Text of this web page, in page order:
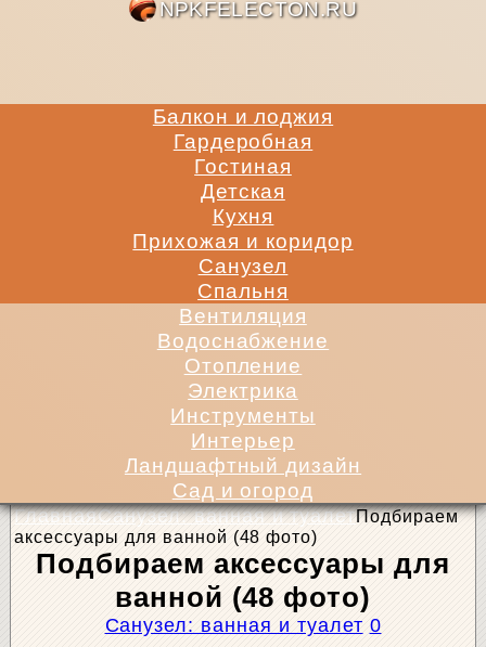
Балкон и лоджия
Гардеробная
Гостиная
Детская
Кухня
Прихожая и коридор
Санузел
Спальня
Вентиляция
Водоснабжение
Отопление
Электрика
Инструменты
Интерьер
Ландшафтный дизайн
Сад и огород
ГлавнаяСанузел: ванная и туалетПодбираем
аксессуары для ванной (48 фото)
Подбираем аксессуары для
ванной (48 фото)
Санузел: ванная и туалет 0